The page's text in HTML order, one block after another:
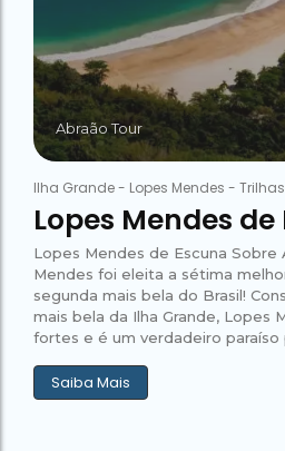
Abraão Tour
Ilha Grande- Lopes Mendes - Trilhas
Lopes Mendes de
Lopes Mendes de Escuna Sobre
Mendes foi eleita a sétima
segunda mais bela do Brasil!
mais bela da Ilha Grande, Lopes
fortes e é um verdadeiro paraíso
Saiba Mais